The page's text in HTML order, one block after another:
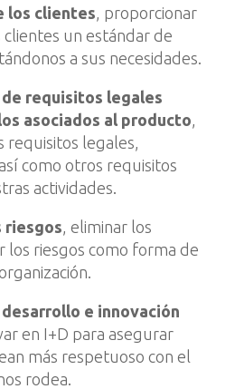
los clientes, proporcionar
un estándar de
a sus necesidades.
requisitos legales
asociados al producto,
requisitos legales,
como otros requisitos
actividades.
riesgos, eliminar los
los riesgos como forma de
e innovación
en I+D para asegurar
más respetuoso con el
rodea.